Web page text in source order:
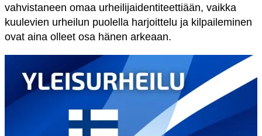
vahvistaneen omaa urheilijaidentiteettiään, vaikka
kuulevien urheilun puolella harjoittelu ja kilpaileminen
ovat aina olleet osa hänen arkeaan.